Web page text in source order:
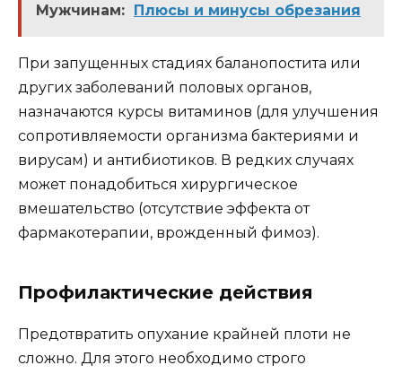
Мужчинам: Плюсы и минусы обрезания
При запущенных стадиях баланопостита или
других заболеваний половых органов,
назначаются курсы витаминов (для улучшения
сопротивляемости организма бактериями и
вирусам) и антибиотиков. В редких случаях
может понадобиться хирургическое
вмешательство (отсутствие эффекта от
фармакотерапии, врожденный фимоз).
Профилактические действия
Предотвратить опухание крайней плоти не
сложно. Для этого необходимо строго